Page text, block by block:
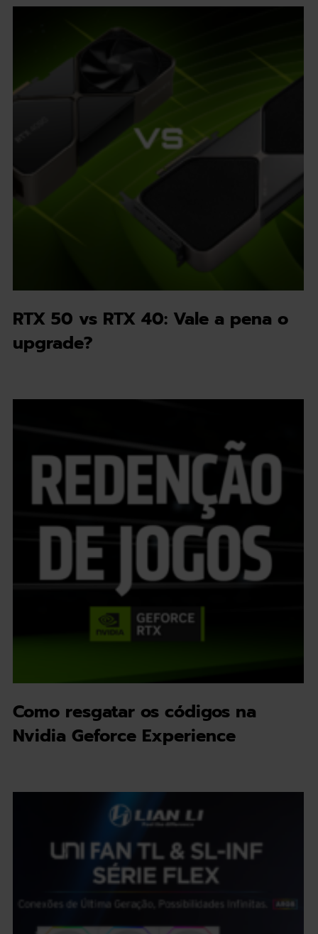
RTX 50 vs RTX 40: Vale a pena o
upgrade?
Como resgatar os códigos na
Nvidia Geforce Experience